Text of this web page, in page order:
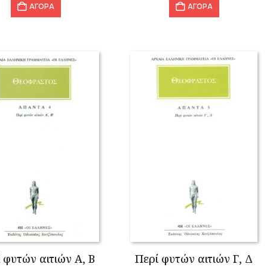
ΑΓΟΡΑ ΑΓΟΡΑ
φυτών αιτιών Α, Β Περί φυτών αιτιών Γ, Δ